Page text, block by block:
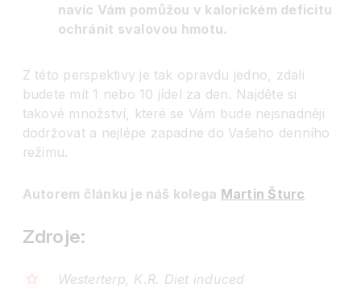
navíc Vám pomůžou v kalorickém deficitu
ochránit svalovou hmotu.
Z této perspektivy je tak opravdu jedno, zdali
budete mít 1 nebo 10 jídel za den. Najděte si
takové množství, které se Vám bude nejsnadněji
dodržovat a nejlépe zapadne do Vašeho denního
režimu.
Autorem článku je náš kolega Martin Šturc
Zdroje:
Westerterp, K.R. Diet induced